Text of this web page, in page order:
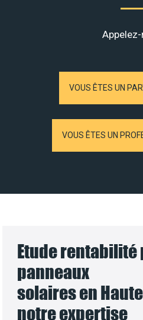
VOUS ÊTES UN
VOUS ÊTES UN
Etude rentabilité
panneaux
solaires en
notre expertise